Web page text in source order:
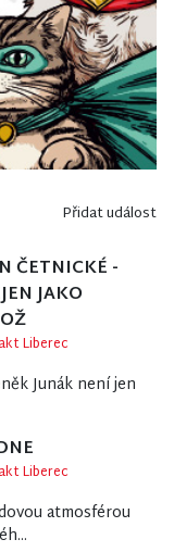
Přidat událost
ČETNICKÉ -
JAKO
Liberec
Junák není jen
Liberec
atmosférou